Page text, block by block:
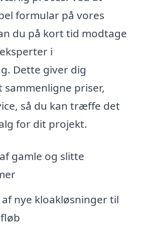
formular på vores
du på kort tid modtage
i
Dette giver dig
priser,
så du kan træffe det
for dit projekt.
gamle og slitte
nye kloakløsninger til